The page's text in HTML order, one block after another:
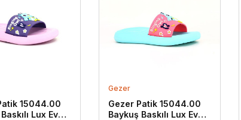
15044.00
Lux Eva
Gezer
Gezer Patik 15044.00
Baykuş Baskılı Lux Eva